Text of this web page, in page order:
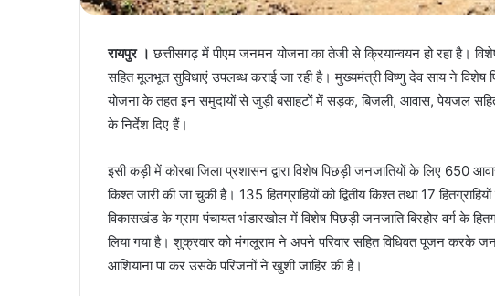
रायपुर ।छत्तीसगढ़ में पीएम जनमन योजना का तेजी से क्रियान्वयन हो रहा है।
सहित मूलभूत सुविधाएं उपलब्ध कराई जा रही है। मुख्यमंत्री विष्णु देव साय ने विशेष
योजना के तहत इन समुदायों से जुड़ी बसाहटों में सड़क, बिजली, आवास, पेयजल
के निर्देश दिए हैं।
इसी कड़ी में कोरबा जिला प्रशासन द्वारा विशेष पिछड़ी जनजातियों के लिए 650
किश्त जारी की जा चुकी है। 135 हितग्राहियों को द्वितीय किश्त तथा 17
विकासखंड के ग्राम पंचायत भंडारखोल में विशेष पिछड़ी जनजाति बिरहोर वर्ग के
लिया गया है। शुक्रवार को मंगलूराम ने अपने परिवार सहित विधिवत पूजन करके
आशियाना पा कर उसके परिजनों ने खुशी जाहिर की है।